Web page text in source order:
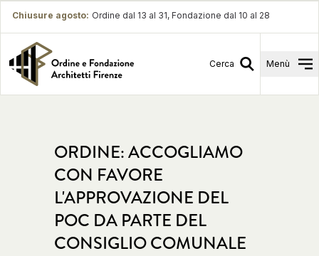
Chiusure agosto: Ordine dal 13 al 31, Fondazione dal 10 al 28
Cerca Menù
ORDINE: ACCOGLIAMO
CON FAVORE
L'APPROVAZIONE DEL
POC DA PARTE DEL
CONSIGLIO COMUNALE